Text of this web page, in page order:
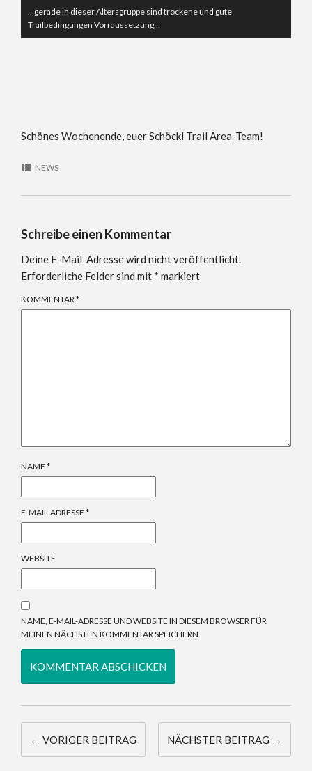
…gerade in dieser Altersgruppe sind trockene und gute
Trailbedingungen Vorraussetzung…
Schönes Wochenende, euer Schöckl Trail Area-Team!
NEWS
Schreibe einen Kommentar
Deine E-Mail-Adresse wird nicht veröffentlicht.
Erforderliche Felder sind mit * markiert
KOMMENTAR *
NAME *
E-MAIL-ADRESSE *
WEBSITE
NAME, E-MAIL-ADRESSE UND WEBSITE IN DIESEM BROWSER FÜR
MEINEN NÄCHSTEN KOMMENTAR SPEICHERN.
← VORIGER BEITRAG NÄCHSTER BEITRAG →